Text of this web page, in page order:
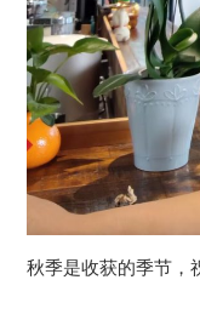
秋季是收获的季节，